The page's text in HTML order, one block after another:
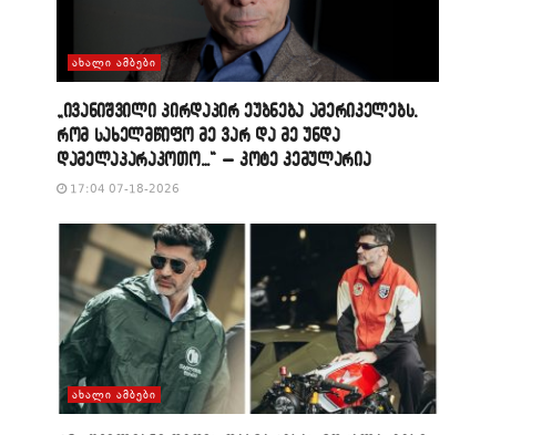
ᲐᲮᲐᲚᲘ ᲐᲛᲑᲔᲑᲘ
„ივანიშვილი პირდაპირ ეუბნება ამერიკელებს,
რომ სახელმწიფო მე ვარ და მე უნდა
დამელაპარაკოთო…“ – კოტე კემულარია
17:04 07-18-2026
ᲐᲮᲐᲚᲘ ᲐᲛᲑᲔᲑᲘ